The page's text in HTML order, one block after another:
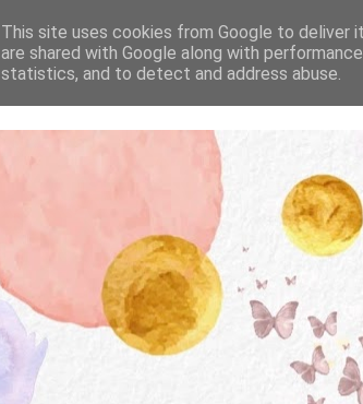
This site uses cookies from Google to deliver
are shared with Google along with
statistics, and to detect and address abuse.